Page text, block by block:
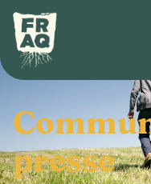
presse